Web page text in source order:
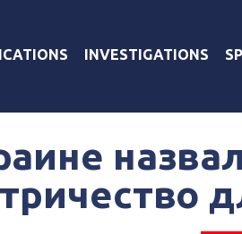
INVESTIGATIONS